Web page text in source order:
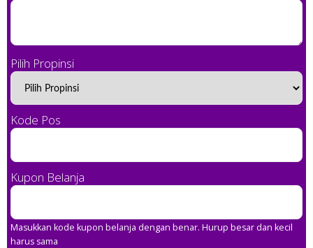
Pilih Propinsi
Kode Pos
Kupon Belanja
Masukkan kode kupon belanja dengan benar. Hurup besar dan kecil
harus sama